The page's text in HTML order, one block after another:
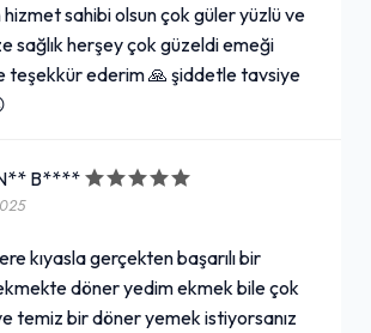
sahibi olsun çok güler yüzlü ve
sağlık herşey çok güzeldi emeği
teşekkür ederim 🙏 şiddetle tavsiye
B****
kıyasla gerçekten başarılı bir
döner yedim ekmek bile çok
temiz bir döner yemek istiyorsanız